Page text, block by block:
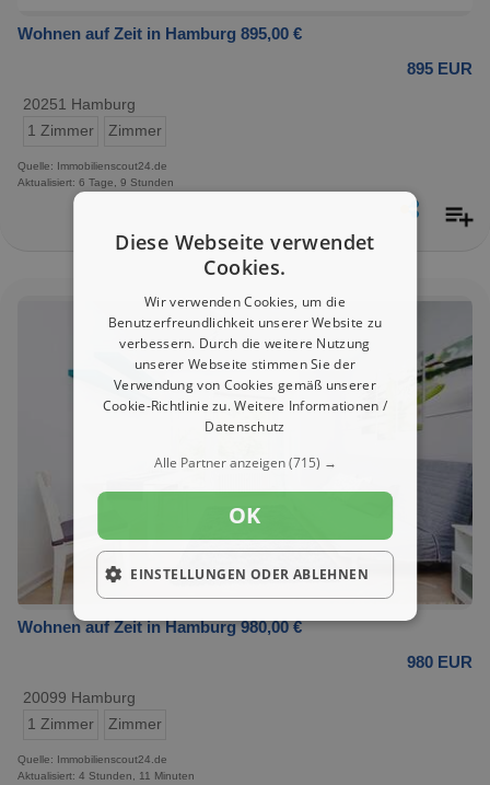
Wohnen auf Zeit in Hamburg 895,00 €
895 EUR
20251 Hamburg
1 Zimmer
Zimmer
Quelle: Immobilienscout24.de
Aktualisiert: 6 Tage, 9 Stunden
Wohnen auf Zeit in Hamburg 980,00 €
980 EUR
20099 Hamburg
1 Zimmer
Zimmer
Quelle: Immobilienscout24.de
Aktualisiert: 4 Stunden, 11 Minuten
Diese Webseite verwendet
Cookies.
Wir verwenden Cookies, um die
Benutzerfreundlichkeit unserer Website zu
verbessern. Durch die weitere Nutzung
unserer Webseite stimmen Sie der
Verwendung von Cookies gemäß unserer
Cookie-Richtlinie zu.Weitere Informationen /
Datenschutz
Alle Partner anzeigen(715) →
OK
EINSTELLUNGEN ODER ABLEHNEN